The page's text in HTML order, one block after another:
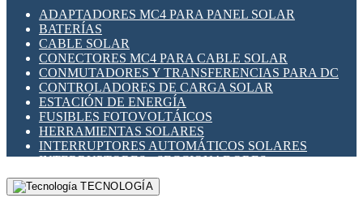
ADAPTADORES MC4 PARA PANEL SOLAR
BATERÍAS
CABLE SOLAR
CONECTORES MC4 PARA CABLE SOLAR
CONMUTADORES Y TRANSFERENCIAS PARA DC
CONTROLADORES DE CARGA SOLAR
ESTACIÓN DE ENERGÍA
FUSIBLES FOTOVOLTÁICOS
HERRAMIENTAS SOLARES
INTERRUPTORES AUTOMÁTICOS SOLARES
INTERRUPTORES - SECCIONADORES
FOTOVOLTÁICOS
MONTAJE PANEL SOLAR
TECNOLOGÍA